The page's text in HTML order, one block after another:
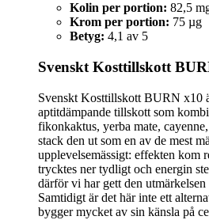
Kolin per portion: 82,5
Krom per portion: 75 µg
Betyg: 4,1 av 5
Svenskt Kosttillskott
Svenskt Kosttillskott BURN x10
aptitdämpande tillskott som
fikonkaktus, yerba mate,
stack den ut som en av de mest
upplevelsemässigt: effekten kom
trycktes ner tydligt och energin
därför vi har gett den utmärkelsen
Samtidigt är det här inte ett
bygger mycket av sin känsla på